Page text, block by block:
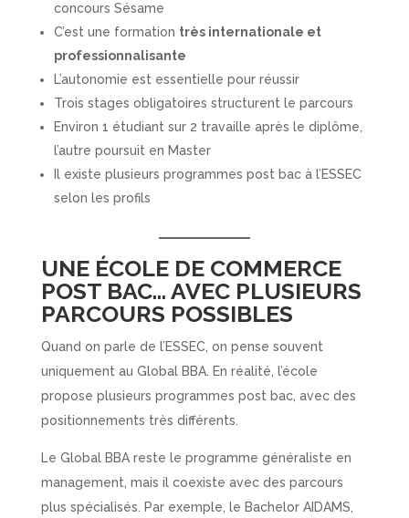
concours Sésame
C’est une formation très internationale et
professionnalisante
L’autonomie est essentielle pour réussir
Trois stages obligatoires structurent le parcours
Environ 1 étudiant sur 2 travaille après le diplôme,
l’autre poursuit en Master
Il existe plusieurs programmes post bac à l’ESSEC
selon les profils
UNE ÉCOLE DE COMMERCE
POST BAC… AVEC PLUSIEURS
PARCOURS POSSIBLES
Quand on parle de l’ESSEC, on pense souvent
uniquement au Global BBA. En réalité, l’école
propose plusieurs programmes post bac, avec des
positionnements très différents.
Le Global BBA reste le programme généraliste en
management, mais il coexiste avec des parcours
plus spécialisés. Par exemple, le Bachelor AIDAMS,